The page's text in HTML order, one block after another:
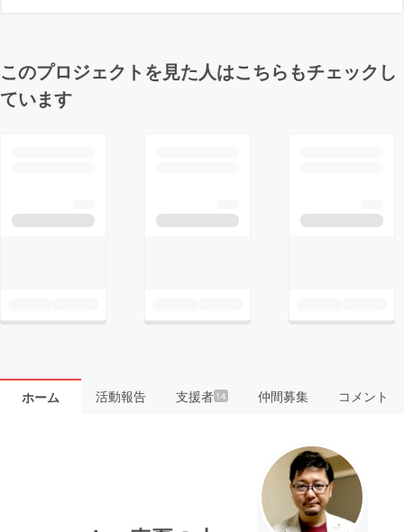
このプロジェクトを見た人はこちらもチェックし
ています
ホーム 活動報告 支援者 14 仲間募集 コメント